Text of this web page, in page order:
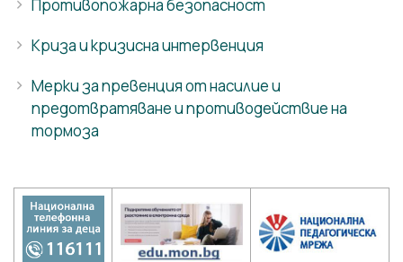
Противопожарна безопасност
Криза и кризисна интервенция
Мерки за превенция от насилие и
предотвратяване и противодействие на
тормоза